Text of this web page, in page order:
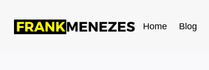
Home Blog